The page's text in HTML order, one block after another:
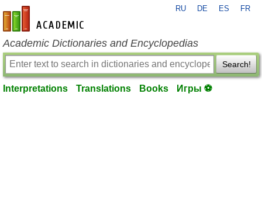
en-academic.com
RU DE ES FR
Academic Dictionaries and Encyclopedias
Search!
Interpretations Translations Books Игры ⚽